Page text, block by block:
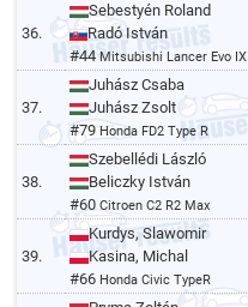
36.
Sebestyén Roland
Radó István
#44 Mitsubishi Lancer Evo IX
37.
Juhász Csaba
Juhász Zsolt
#79Honda FD2 Type R
38.
Szebellédi László
Beliczky István
#60Citroen C2 R2 Max
39.
Kurdys, Slawomir
Kasina, Michal
#66 Honda Civic TypeR